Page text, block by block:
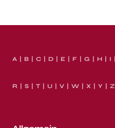
A B C D E F G H I
R S T U V W X Y Z